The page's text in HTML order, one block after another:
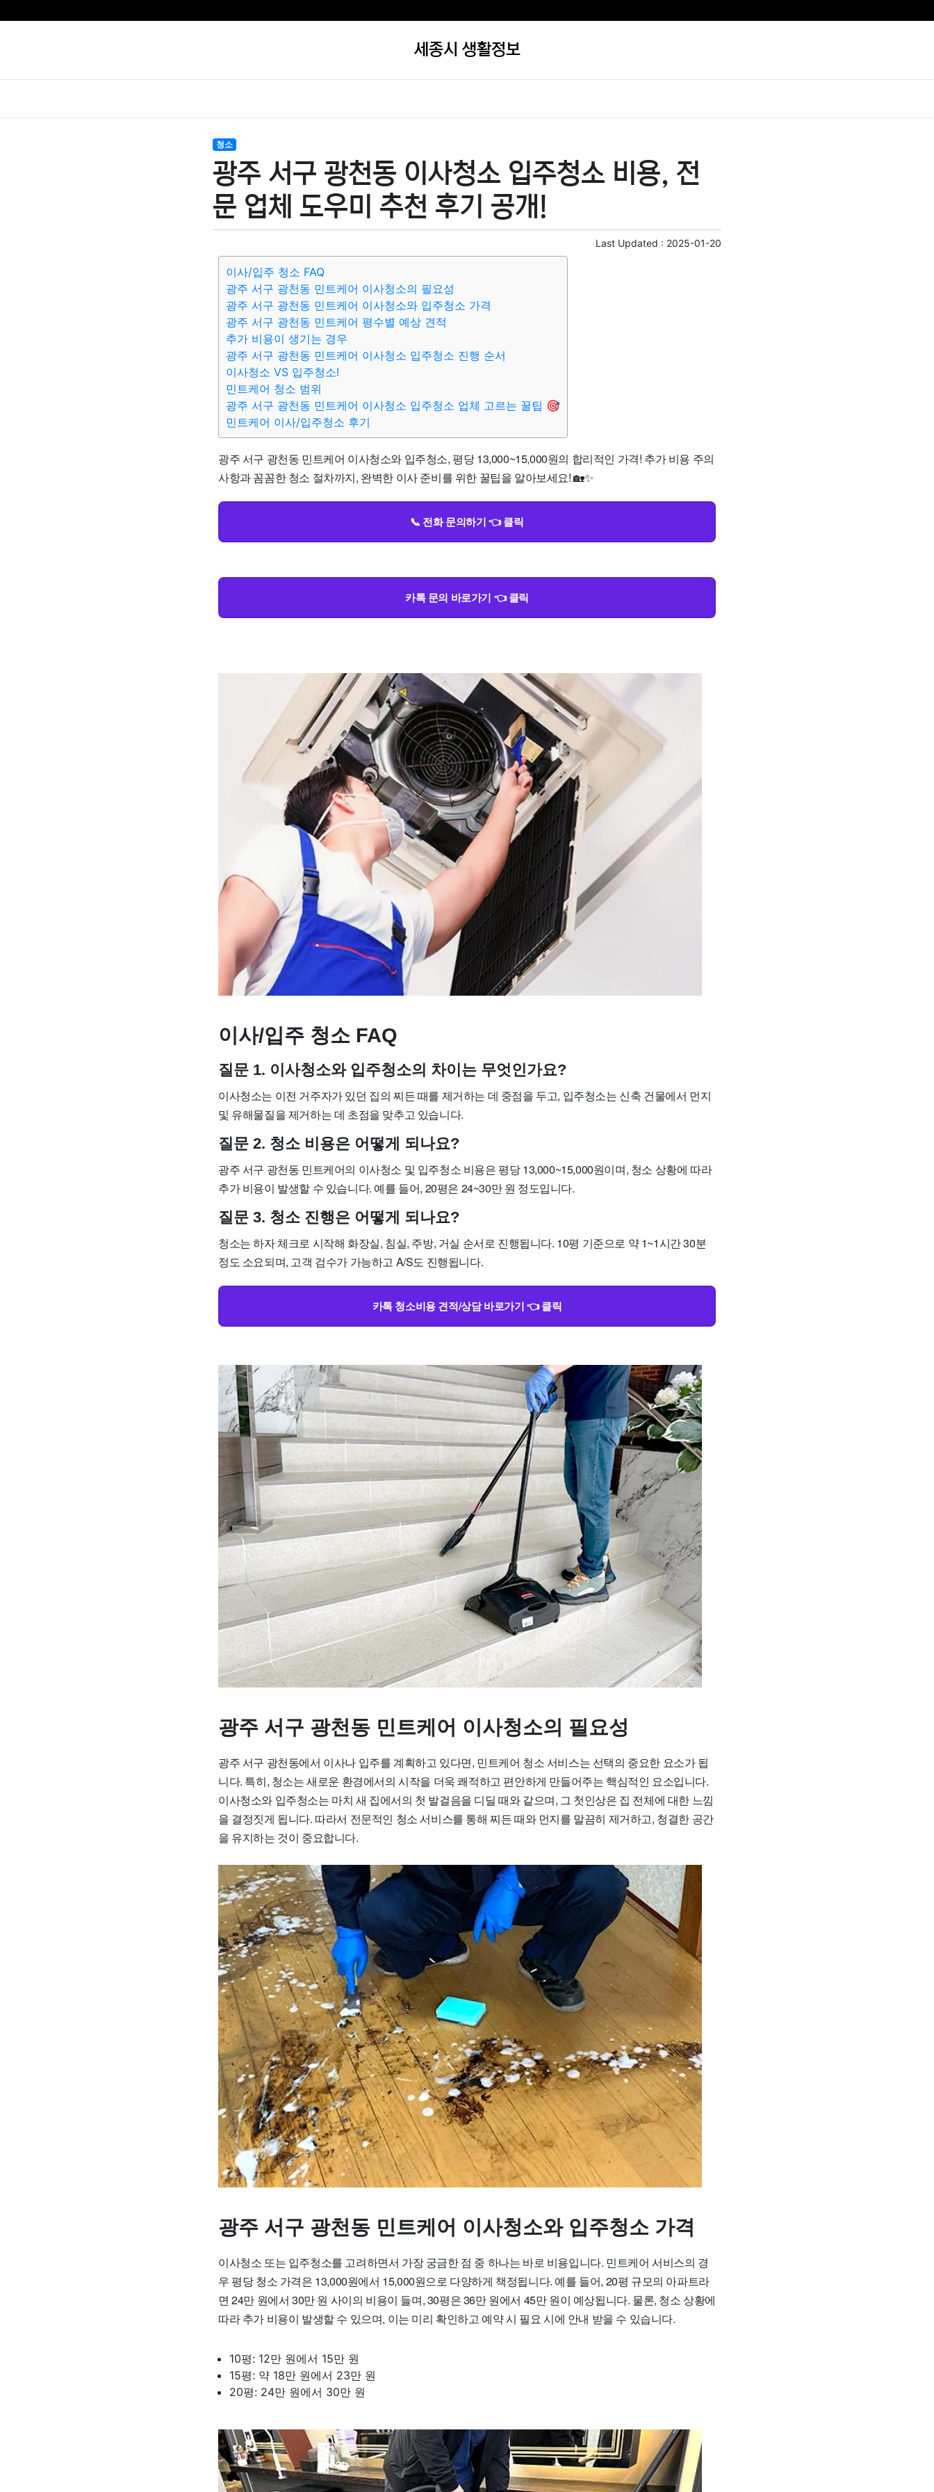
세종시 생활정보
청소
광주 서구 광천동 이사청소 입주청소 비용, 전
문 업체 도우미 추천 후기 공개!
Last Updated : 2025-01-20
이사/입주 청소 FAQ
광주 서구 광천동 민트케어 이사청소의 필요성
광주 서구 광천동 민트케어 이사청소와 입주청소 가격
광주 서구 광천동 민트케어 평수별 예상 견적
추가 비용이 생기는 경우
광주 서구 광천동 민트케어 이사청소 입주청소 진행 순서
이사청소 VS 입주청소!
민트케어 청소 범위
광주 서구 광천동 민트케어 이사청소 입주청소 업체 고르는 꿀팁 🎯
민트케어 이사/입주청소 후기
광주 서구 광천동 민트케어 이사청소와 입주청소, 평당 13,000~15,000원의 합리적인 가격! 추가 비용 주의
사항과 꼼꼼한 청소 절차까지, 완벽한 이사 준비를 위한 꿀팁을 알아보세요! 🏡✨
📞 전화 문의하기 👈 클릭
카톡 문의 바로가기 👈 클릭
이사/입주 청소 FAQ
질문 1. 이사청소와 입주청소의 차이는 무엇인가요?
이사청소는 이전 거주자가 있던 집의 찌든 때를 제거하는 데 중점을 두고, 입주청소는 신축 건물에서 먼지
및 유해물질을 제거하는 데 초점을 맞추고 있습니다.
질문 2. 청소 비용은 어떻게 되나요?
광주 서구 광천동 민트케어의 이사청소 및 입주청소 비용은 평당 13,000~15,000원이며, 청소 상황에 따라
추가 비용이 발생할 수 있습니다. 예를 들어, 20평은 24~30만 원 정도입니다.
질문 3. 청소 진행은 어떻게 되나요?
청소는 하자 체크로 시작해 화장실, 침실, 주방, 거실 순서로 진행됩니다. 10평 기준으로 약 1~1시간 30분
정도 소요되며, 고객 검수가 가능하고 A/S도 진행됩니다.
카톡 청소비용 견적/상담 바로가기 👈 클릭
광주 서구 광천동 민트케어 이사청소의 필요성
광주 서구 광천동에서 이사나 입주를 계획하고 있다면, 민트케어 청소 서비스는 선택의 중요한 요소가 됩
니다. 특히, 청소는 새로운 환경에서의 시작을 더욱 쾌적하고 편안하게 만들어주는 핵심적인 요소입니다.
이사청소와 입주청소는 마치 새 집에서의 첫 발걸음을 디딜 때와 같으며, 그 첫인상은 집 전체에 대한 느낌
을 결정짓게 됩니다. 따라서 전문적인 청소 서비스를 통해 찌든 때와 먼지를 말끔히 제거하고, 청결한 공간
을 유지하는 것이 중요합니다.
광주 서구 광천동 민트케어 이사청소와 입주청소 가격
이사청소 또는 입주청소를 고려하면서 가장 궁금한 점 중 하나는 바로 비용입니다. 민트케어 서비스의 경
우 평당 청소 가격은 13,000원에서 15,000원으로 다양하게 책정됩니다. 예를 들어, 20평 규모의 아파트라
면 24만 원에서 30만 원 사이의 비용이 들며, 30평은 36만 원에서 45만 원이 예상됩니다. 물론, 청소 상황에
따라 추가 비용이 발생할 수 있으며, 이는 미리 확인하고 예약 시 필요 시에 안내 받을 수 있습니다.
10평: 12만 원에서 15만 원
15평: 약 18만 원에서 23만 원
20평: 24만 원에서 30만 원